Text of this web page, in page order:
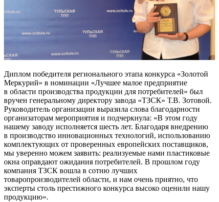
Диплом победителя регионального этапа конкурса «Золотой
Меркурий» в номинации «Лучшее малое предприятие
в области производства продукции для потребителей» был
вручен генеральному директору завода «ТЗСК» Т.В. Зотовой.
Руководитель организации выразила слова благодарности
организаторам мероприятия и подчеркнула: «В этом году
нашему заводу исполняется шесть лет. Благодаря внедрению
в производство инновационных технологий, использованию
комплектующих от проверенных европейских поставщиков,
мы уверенно можем заявить: реализуемые нами пластиковые
окна оправдают ожидания потребителей. В прошлом году
компания ТЗСК вошла в сотню лучших
товаропроизводителей области, и нам очень приятно, что
эксперты столь престижного конкурса высоко оценили нашу
продукцию».